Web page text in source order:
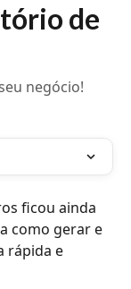
de
negócio!
ficou ainda
como gerar e
rápida e